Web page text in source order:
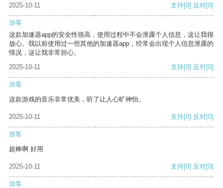
2025-10-11
支持[0] 反对[0]
游客
这款加速器app的安全性很高，使用过程中不会泄露个人信息，这让我很
放心。我以前使用过一些其他的加速器app，经常会出现个人信息泄露的
情况，这让我非常担心。
2025-10-11
支持[0] 反对[0]
游客
这款游戏的音乐非常优美，听了让人心旷神怡。
2025-10-11 支持[0] 反对[0]
游客
超棒啊 好用
2025-10-11 支持[0] 反对[0]
游客